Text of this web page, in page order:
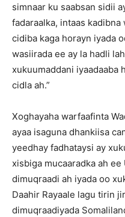
simnaar ku saabsan sidii
fadaraalka, intaas
cidiba kaga horayn iyada
wasiirada ee ay la hadli
xukuumaddani iyaadaaba
cidla ah.”
Xoghayaha warfaafinta
ayaa isaguna dhankiisa
yeedhay fadhataysi ay
xisbiga mucaaradka ah ee
dimuqraadi ah iyada oo
Daahir Rayaale lagu tirin
dimuqraadiyada